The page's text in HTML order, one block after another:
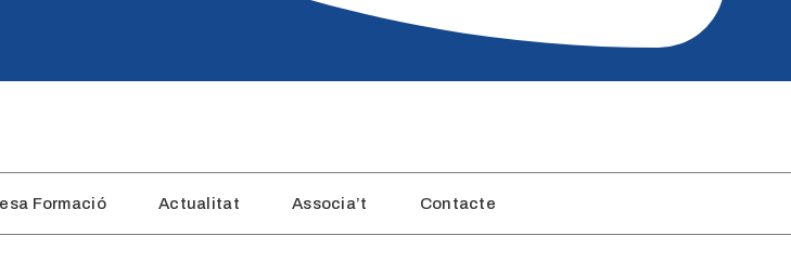
Formació Actualitat Associa’t Contacte